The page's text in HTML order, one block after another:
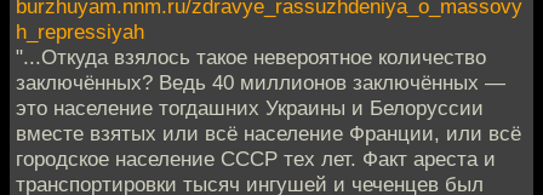
burzhuyam.nnm.ru/zdravye_rassuzhdeniya_o_massovy
h_repressiyah
"...Откуда взялось такое невероятное количество
заключённых? Ведь 40 миллионов заключённых —
это население тогдашних Украины и Белоруссии
вместе взятых или всё население Франции, или всё
городское население СССР тех лет. Факт ареста и
транспортировки тысяч ингушей и чеченцев был